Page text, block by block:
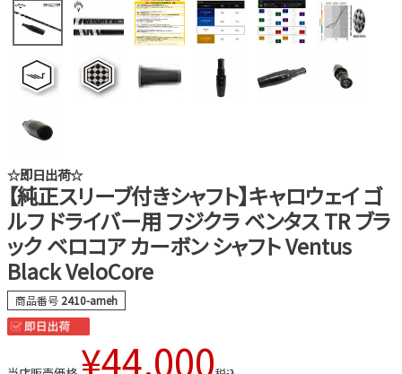
☆即日出荷☆
【純正スリーブ付きシャフト】キャロウェイ ゴ
ルフ ドライバー用 フジクラ ベンタス TR ブラ
ック ベロコア カーボン シャフト Ventus
Black VeloCore
商品番号 2410-ameh
¥44,000